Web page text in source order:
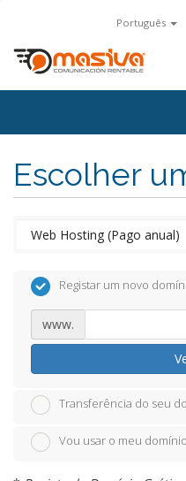
Português
Escolher
Registar um novo
www.
Transferência do seu
Vou usar o meu